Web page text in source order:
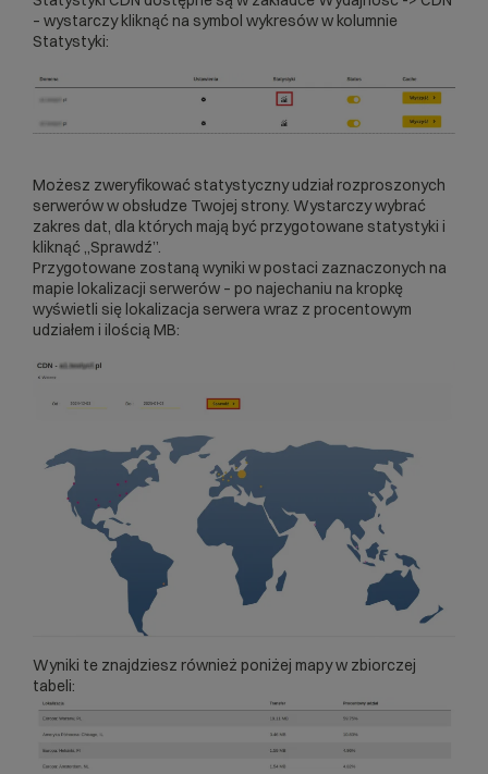
– wystarczy kliknąć na symbol wykresów w kolumnie
Statystyki:
Możesz zweryfikować statystyczny udział rozproszonych
serwerów w obsłudze Twojej strony. Wystarczy wybrać
zakres dat, dla których mają być przygotowane statystyki i
kliknąć „Sprawdź”.
Przygotowane zostaną wyniki w postaci zaznaczonych na
mapie lokalizacji serwerów – po najechaniu na kropkę
wyświetli się lokalizacja serwera wraz z procentowym
udziałem i ilością MB:
Wyniki te znajdziesz również poniżej mapy w zbiorczej
tabeli: